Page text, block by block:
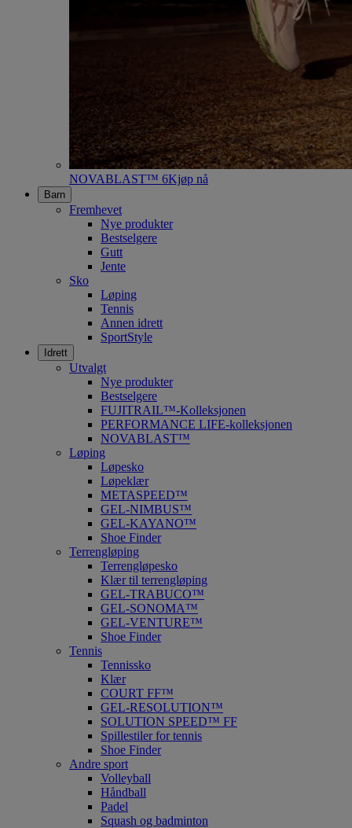
NOVABLAST™ 6Kjøp nå
Barn
Fremhevet
Nye produkter
Bestselgere
Gutt
Jente
Sko
Løping
Tennis
Annen idrett
SportStyle
Idrett
Utvalgt
Nye produkter
Bestselgere
FUJITRAIL™-Kolleksjonen
PERFORMANCE LIFE-kolleksjonen
NOVABLAST™
Løping
Løpesko
Løpeklær
METASPEED™
GEL-NIMBUS™
GEL-KAYANO™
Shoe Finder
Terrengløping
Terrengløpesko
Klær til terrengløping
GEL-TRABUCO™
GEL-SONOMA™
GEL-VENTURE™
Shoe Finder
Tennis
Tennissko
Klær
COURT FF™
GEL-RESOLUTION™
SOLUTION SPEED™ FF
Spillestiler for tennis
Shoe Finder
Andre sport
Volleyball
Håndball
Padel
Squash og badminton